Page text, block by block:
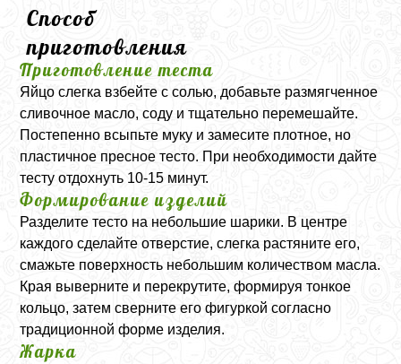
Способ
приготовления
Приготовление теста
Яйцо слегка взбейте с солью, добавьте размягченное
сливочное масло, соду и тщательно перемешайте.
Постепенно всыпьте муку и замесите плотное, но
пластичное пресное тесто. При необходимости дайте
тесту отдохнуть 10-15 минут.
Формирование изделий
Разделите тесто на небольшие шарики. В центре
каждого сделайте отверстие, слегка растяните его,
смажьте поверхность небольшим количеством масла.
Края выверните и перекрутите, формируя тонкое
кольцо, затем сверните его фигуркой согласно
традиционной форме изделия.
Жарка